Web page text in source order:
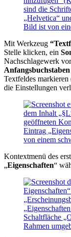
Mit Werkzeug
Stelle klicken, ein
Nachschlagewerk
Anfangsbuchstaben
Textfeldes
die Einstellungen
Kontextmenü des
„Eigenschaften“